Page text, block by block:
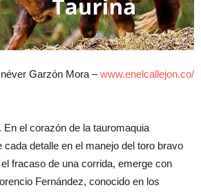
Garzón Mora –www.enelcallejon.co/
En el corazón de la tauromaquia
cada detalle en el manejo del toro bravo
fracaso de una corrida, emerge con
Fernández, conocido en los